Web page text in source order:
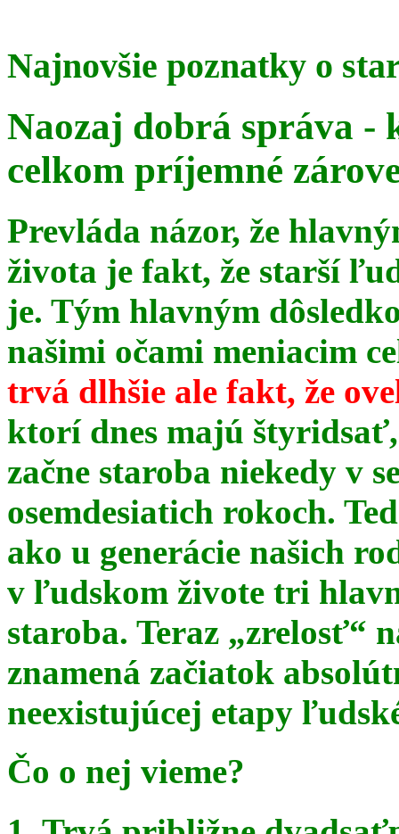
Najnovšie poznatky o
Naozaj dobrá správa -
celkom príjemné
Prevláda názor, že
života je fakt, že starší
je. Tým hlavným
našimi očami meniacim
trvá dlhšie ale fakt, že
ktorí dnes majú
začne staroba niekedy v
osemdesiatich rokoch.
ako u generácie našich
v ľudskom živote tri
staroba. Teraz „zrelosť“
znamená začiatok
neexistujúcej etapy
Čo o nej vieme?